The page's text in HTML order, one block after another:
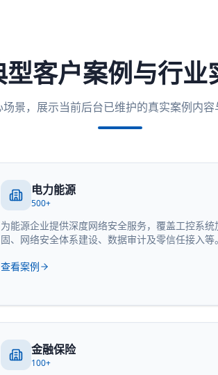
型客户案例与行业
景，展示当前后台已维护的真实案例内容
电力能源
500+
为能源企业提供深度网络安全服务，覆盖工控系统
固、网络安全体系建设、数据审计及零信任接入等。
查看案例
金融保险
100+